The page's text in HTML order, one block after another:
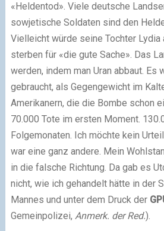
«Heldentod». Viele deutsche
sowjetische Soldaten sind den
Vielleicht würde seine Tochter Lydia
sterben für «die gute Sache». Das
werden, indem man Uran abbaut. Es
gebraucht, als Gegengewicht im
Amerikanern, die die Bombe schon
70.000 Tote im ersten Moment.
Folgemonaten. Ich möchte kein
war eine ganz andere. Mein
in die falsche Richtung. Da gab es
nicht, wie ich gehandelt hätte in der
Mannes und unter dem Druck der
Gemeinpolizei, Anmerk. der Red.).